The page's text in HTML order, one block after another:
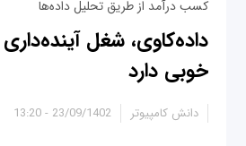
کسب درآمد از طریق تحلیل داده‌ها
داده‌کاوی، شغل آینده‌داری
خوبی دارد
23/09/1402 - 13:20 دانش کامپیوتر